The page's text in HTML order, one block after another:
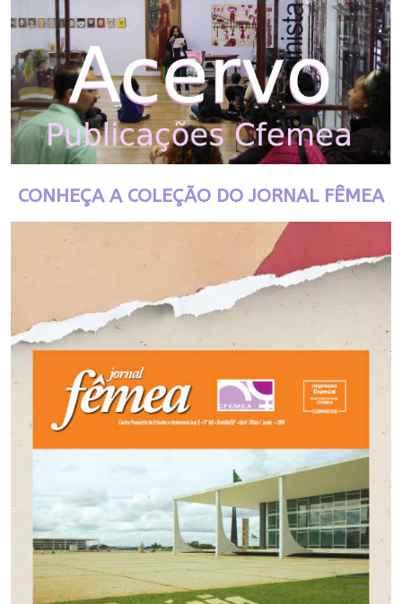
CONHEÇA A COLEÇÃO DO JORNAL FÊMEA